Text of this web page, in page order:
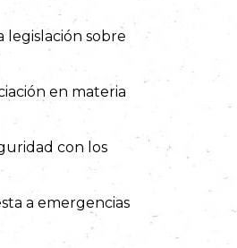
legislación sobre
en materia
con los
a emergencias